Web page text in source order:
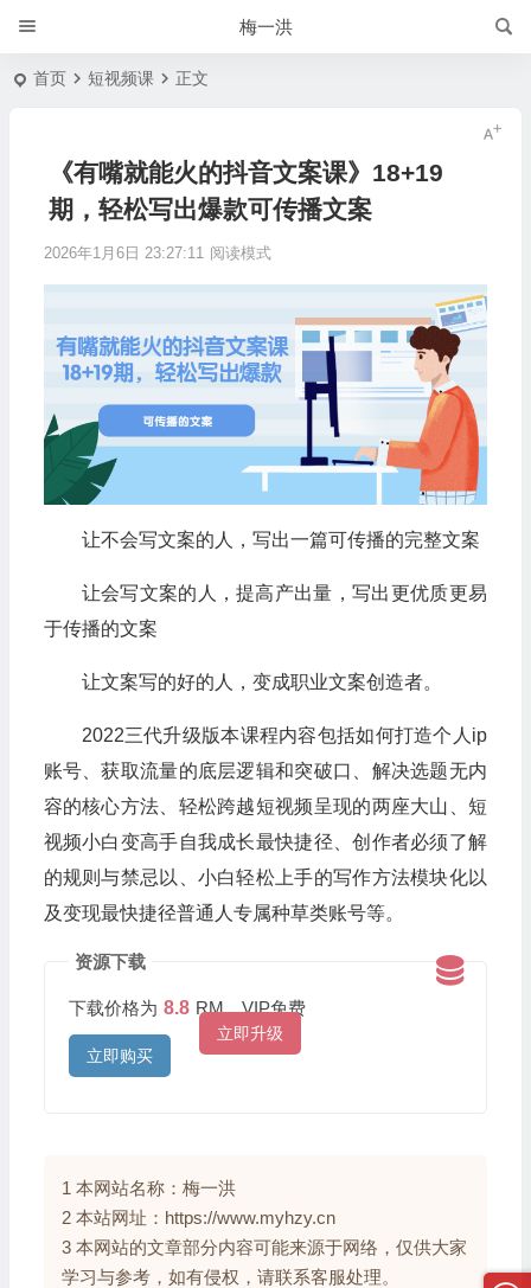
梅一洪
首页 短视频课 正文
《有嘴就能火的抖音文案课》18+19
期，轻松写出爆款可传播文案
2026年1月6日 23:27:11 阅读模式
让不会写文案的人，写出一篇可传播的完整文案
让会写文案的人，提高产出量，写出更优质更易
于传播的文案
让文案写的好的人，变成职业文案创造者。
2022三代升级版本课程内容包括如何打造个人ip
账号、获取流量的底层逻辑和突破口、解决选题无内
容的核心方法、轻松跨越短视频呈现的两座大山、短
视频小白变高手自我成长最快捷径、创作者必须了解
的规则与禁忌以、小白轻松上手的写作方法模块化以
及变现最快捷径普通人专属种草类账号等。
资源下载
下载价格为 8.8 RM，VIP免费
立即升级
立即购买
1 本网站名称：梅一洪
2 本站网址：https://www.myhzy.cn
3 本网站的文章部分内容可能来源于网络，仅供大家
学习与参考，如有侵权，请联系客服处理。